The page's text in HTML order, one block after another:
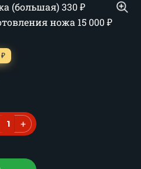
(большая)330₽
ножа 15 000₽
₽
+